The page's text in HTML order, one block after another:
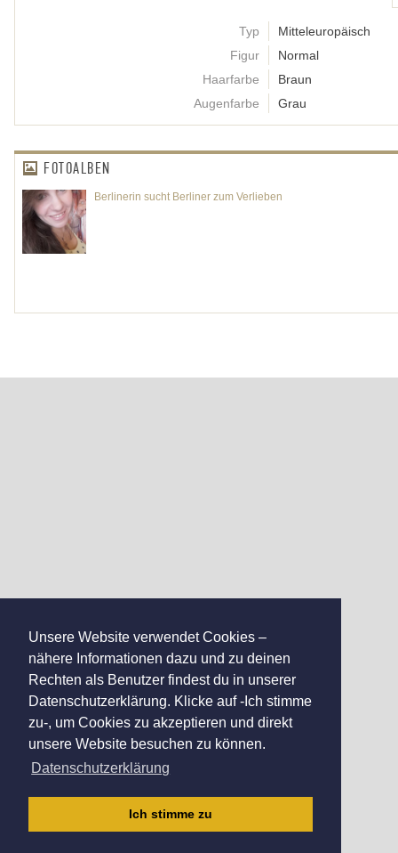
Unsere Website verwendet Cookies –
nähere Informationen dazu und zu deinen
Rechten als Benutzer findest du in unserer
Datenschutzerklärung. Klicke auf -Ich stimme
zu-, um Cookies zu akzeptieren und direkt
unsere Website besuchen zu können.
Datenschutzerklärung
Ich stimme zu
Typ
Mitteleuropäisch
Figur
Normal
Haarfarbe
Braun
Augenfarbe
Grau
FOTOALBEN
Berlinerin sucht Berliner zum Verlieben